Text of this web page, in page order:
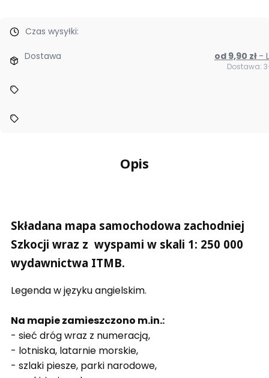
Czas wysyłki:
Dostawa od 9,90 zł
Dostawa:
Opis
Składana mapa samochodowa zachodniej
Szkocji wraz z wyspami w skali 1: 250 000
wydawnictwa ITMB.
Legenda w języku angielskim.
Na mapie zamieszczono m.in.:
- sieć dróg wraz z numeracją,
- lotniska, latarnie morskie,
- szlaki piesze, parki narodowe,